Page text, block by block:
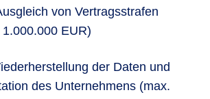
von Vertragsstrafen
1.000.000 EUR)
der Daten und
des Unternehmens (max.